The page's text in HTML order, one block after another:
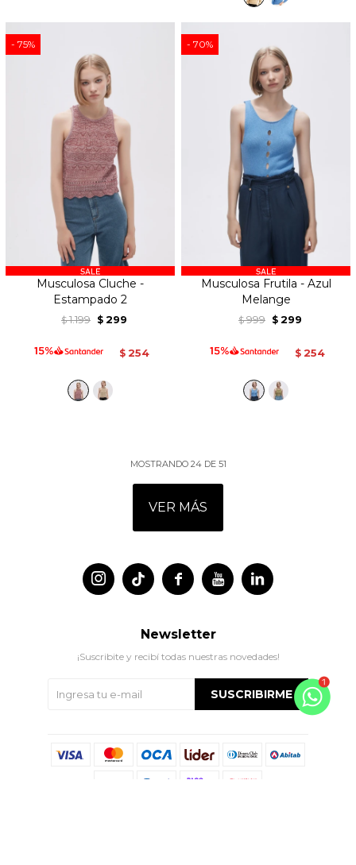
75
Musculosa Cluche -
Estampado 2
$ 1.199 $ 299
$ 254
70
Musculosa Frutila - Azul
Melange
$ 999 $ 299
$ 254
MOSTRANDO 24DE 51
VER MÁS
 
 
Newsletter
¡Suscribite y recibí todas nuestras novedades!
SUSCRIBIRME